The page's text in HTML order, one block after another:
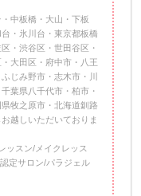
中板橋・大山・下板
・氷川台・東京都板橋
・渋谷区・世田谷区・
大田区・府中市・八王
じみ野市・志木市・川
葉県八千代市・柏市・
牧之原市・北海道釧路
越しいただいておりま
ッスン/メイクレッス
定サロン/パラジェル